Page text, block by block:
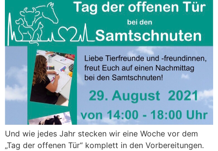
Und wie jedes Jahr stecken wir eine Woche vor dem
„Tag der offenen Tür“ komplett in den Vorbereitungen.